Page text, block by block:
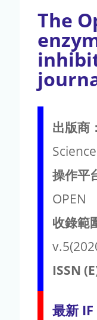
The
出版商：
操作平
OPEN
收錄範
ISSN
最新